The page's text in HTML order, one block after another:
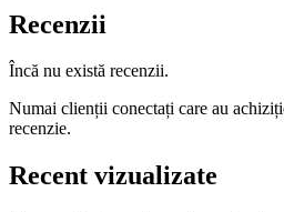
Recenzii
Încă nu există recenzii.
Numai clienții conectați care au
recenzie.
Recent vizualizate